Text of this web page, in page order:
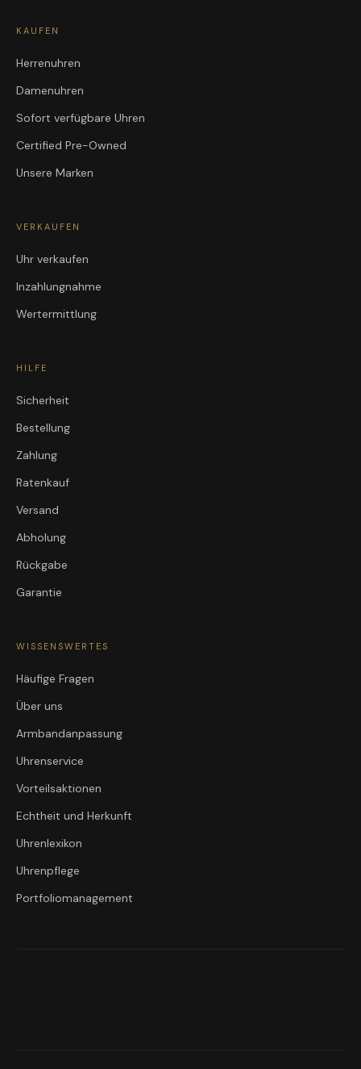
KAUFEN
Herrenuhren
Damenuhren
Sofort verfügbare Uhren
Certified Pre-Owned
Unsere Marken
VERKAUFEN
Uhr verkaufen
Inzahlungnahme
Wertermittlung
HILFE
Sicherheit
Bestellung
Zahlung
Ratenkauf
Versand
Abholung
Rückgabe
Garantie
WISSENSWERTES
Häufige Fragen
Über uns
Armbandanpassung
Uhrenservice
Vorteilsaktionen
Echtheit und Herkunft
Uhrenlexikon
Uhrenpflege
Portfoliomanagement